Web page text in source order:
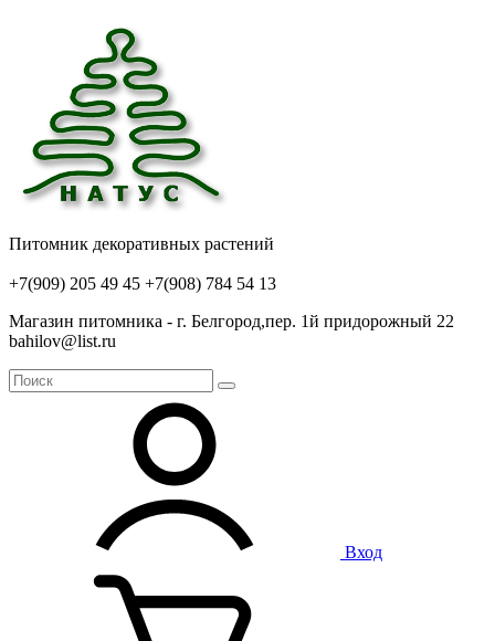
Питомник декоративных растений
+7(909) 205 49 45 +7(908) 784 54 13
Магазин питомника - г. Белгород,пер. 1й придорожный 22
bahilov@list.ru
Вход